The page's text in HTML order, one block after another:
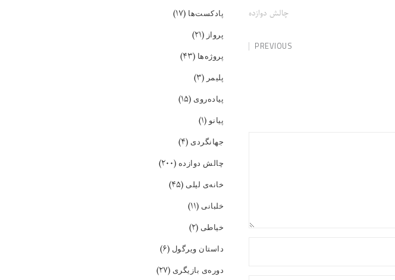
چالش‌ دوازده
PREVIOUS
پادکست‌ها (۱۷)
پرواز(۲۱)
پروژه‌ها (۴۳)
پلیمر(۳)
پیاده‌روی (۱۵)
پیانو(۱)
جهانگردی (۴)
چالش دوازده (۲۰۰)
خانه‌ی لیلی (۴۵)
خلبانی (۱۱)
خیاطی (۲)
داستان ویرگول (۶)
دوره‌ی بازیگری (۲۷)